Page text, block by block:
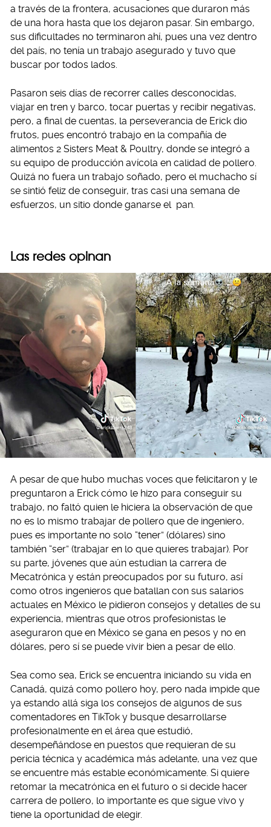
a través de la frontera, acusaciones que duraron más
de una hora hasta que los dejaron pasar. Sin embargo,
sus dificultades no terminaron ahí, pues una vez dentro
del país, no tenía un trabajo asegurado y tuvo que
buscar por todos lados.
Pasaron seis días de recorrer calles desconocidas,
viajar en tren y barco, tocar puertas y recibir negativas,
pero, a final de cuentas, la perseverancia de Erick dio
frutos, pues encontró trabajo en la compañía de
alimentos 2 Sisters Meat & Poultry, donde se integró a
su equipo de producción avícola en calidad de pollero.
Quizá no fuera un trabajo soñado, pero el muchacho sí
se sintió feliz de conseguir, tras casi una semana de
esfuerzos, un sitio donde ganarse el pan.
Las redes opinan
A pesar de que hubo muchas voces que felicitaron y le
preguntaron a Erick cómo le hizo para conseguir su
trabajo, no faltó quien le hiciera la observación de que
no es lo mismo trabajar de pollero que de ingeniero,
pues es importante no solo “tener” (dólares) sino
también “ser” (trabajar en lo que quieres trabajar). Por
su parte, jóvenes que aún estudian la carrera de
Mecatrónica y están preocupados por su futuro, así
como otros ingenieros que batallan con sus salarios
actuales en México le pidieron consejos y detalles de su
experiencia, mientras que otros profesionistas le
aseguraron que en México se gana en pesos y no en
dólares, pero sí se puede vivir bien a pesar de ello.
Sea como sea, Erick se encuentra iniciando su vida en
Canadá, quizá como pollero hoy, pero nada impide que
ya estando allá siga los consejos de algunos de sus
comentadores en TikTok y busque desarrollarse
profesionalmente en el área que estudió,
desempeñándose en puestos que requieran de su
pericia técnica y académica más adelante, una vez que
se encuentre más estable económicamente. Si quiere
retomar la mecatrónica en el futuro o si decide hacer
carrera de pollero, lo importante es que sigue vivo y
tiene la oportunidad de elegir.